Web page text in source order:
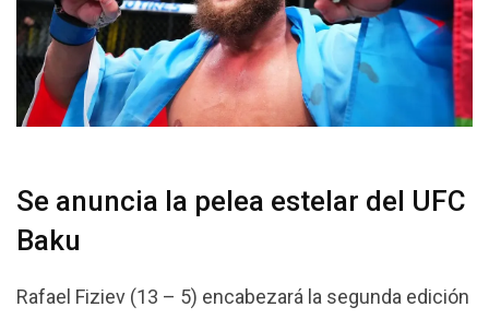
Se anuncia la pelea estelar del UFC
Baku
Rafael Fiziev (13 – 5) encabezará la segunda edición